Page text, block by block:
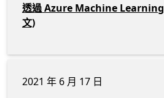
透過 Azure Machine Learning
文)
2021 年 6 月 17 日